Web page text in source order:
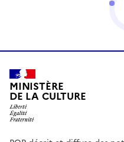
MINISTÈRE
DE LA CULTURE